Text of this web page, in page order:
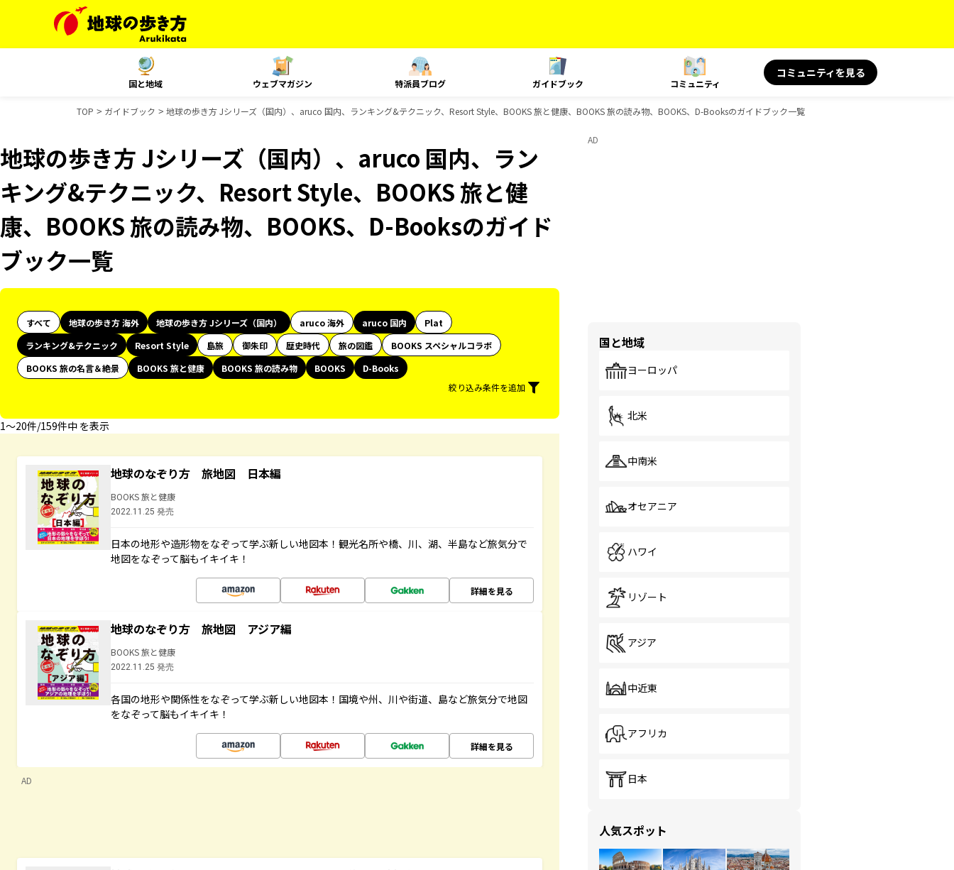
国と地域 ウェブマガジン 特派員ブログ ガイドブック コミュニティ
コミュニティを見る
TOP ガイドブック 地球の歩き方 Jシリーズ（国内）、aruco 国内、ランキング&テクニック、Resort Style、BOOKS 旅と健康、BOOKS 旅の読み物、BOOKS、D-Booksのガイドブック一覧
地球の歩き方 Jシリーズ（国内）、aruco 国内、ラン
キング&テクニック、Resort Style、BOOKS 旅と健
康、BOOKS 旅の読み物、BOOKS、D-Booksのガイド
ブック一覧
すべて 地球の歩き方 海外 地球の歩き方 Jシリーズ（国内） aruco 海外 aruco 国内
Plat
ランキング&テクニック
Resort Style 島旅 御朱印 歴史時代 旅の図鑑
BOOKS スペシャルコラボ
BOOKS 旅の名言＆絶景
BOOKS 旅と健康 BOOKS 旅の読み物 BOOKS
D-Books
絞り込み条件を追加
1〜20件/159件中 を表示
地球のなぞり方 旅地図 日本編
BOOKS 旅と健康
2022.11.25 発売
日本の地形や造形物をなぞって学ぶ新しい地図本！観光名所や橋、川、湖、半島など旅気分で
地図をなぞって脳もイキイキ！
詳細を見る
地球のなぞり方 旅地図 アジア編
BOOKS 旅と健康
2022.11.25 発売
各国の地形や関係性をなぞって学ぶ新しい地図本！国境や州、川や街道、島など旅気分で地図
をなぞって脳もイキイキ！
詳細を見る
AD
AD
国と地域
ヨーロッパ
北米
中南米
オセアニア
ハワイ
リゾート
アジア
中近東
アフリカ
日本
人気スポット